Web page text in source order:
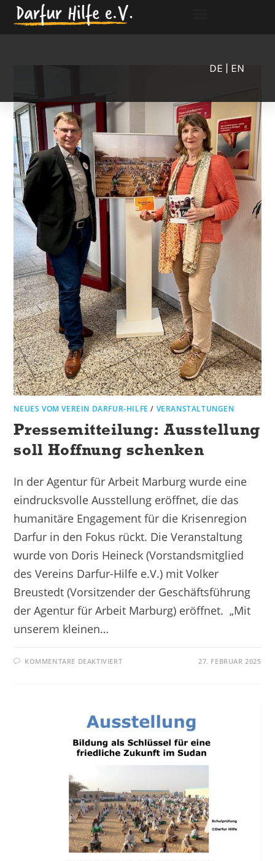
DE | EN
NEUES VOM VEREIN DARFUR-HILFE / VERANSTALTUNGEN
Pressemitteilung: Ausstellung
soll Hoffnung schenken
In der Agentur für Arbeit Marburg wurde eine
eindrucksvolle Ausstellung eröffnet, die das
humanitäre Engagement für die Krisenregion
Darfur in den Fokus rückt. Die Veranstaltung
wurde von Doris Heineck (Vorstandsmitglied
des Vereins Darfur-Hilfe e.V.) mit Volker
Breustedt (Vorsitzender der Geschäftsführung
der Agentur für Arbeit Marburg) eröffnet. „Mit
unserem kleinen…
KOMMENTARE DEAKTIVIERT 27. FEBRUAR 2025